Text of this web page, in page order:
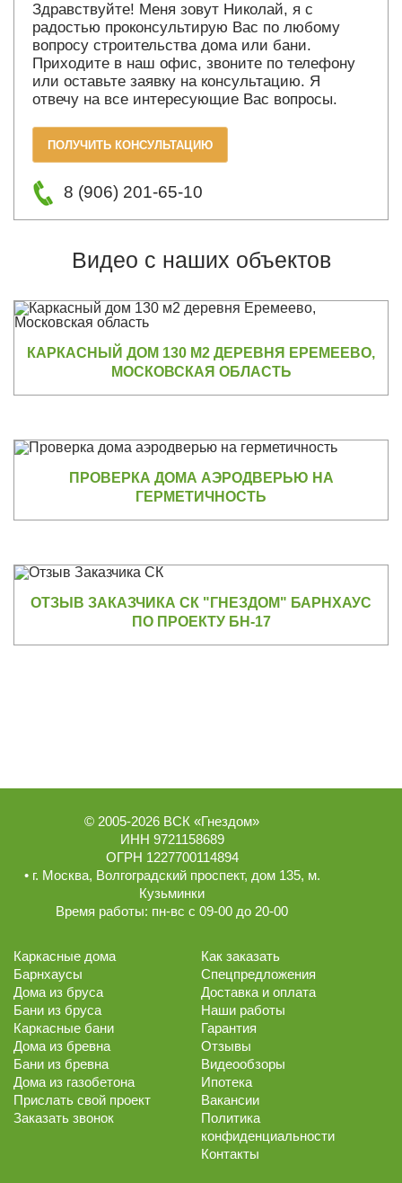
Здравствуйте! Меня зовут Николай, я с
радостью проконсультирую Вас по любому
вопросу строительства дома или бани.
Приходите в наш офис, звоните по телефону
или оставьте заявку на консультацию. Я
отвечу на все интересующие Вас вопросы.
ПОЛУЧИТЬ КОНСУЛЬТАЦИЮ
8 (906) 201-65-10
Видео с наших объектов
КАРКАСНЫЙ ДОМ 130 М2 ДЕРЕВНЯ ЕРЕМЕЕВО,
МОСКОВСКАЯ ОБЛАСТЬ
ПРОВЕРКА ДОМА АЭРОДВЕРЬЮ НА
ГЕРМЕТИЧНОСТЬ
ОТЗЫВ ЗАКАЗЧИКА СК "ГНЕЗДОМ" БАРНХАУС
ПО ПРОЕКТУ БН-17
© 2005-2026 ВСК «Гнездом»
ИНН 9721158689
ОГРН 1227700114894
• г. Москва, Волгоградский проспект, дом 135, м.
Кузьминки
Время работы: пн-вс с 09-00 до 20-00
Каркасные дома
Барнхаусы
Дома из бруса
Бани из бруса
Каркасные бани
Дома из бревна
Бани из бревна
Дома из газобетона
Прислать свой проект
Заказать звонок
Как заказать
Спецпредложения
Доставка и оплата
Наши работы
Гарантия
Отзывы
Видеообзоры
Ипотека
Вакансии
Политика
конфиденциальности
Контакты